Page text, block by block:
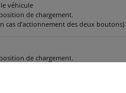
véhicule
de chargement.
cas d’actionnement des deux boutons)
de chargement.